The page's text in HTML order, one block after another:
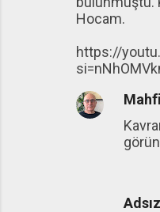
Hocam.
https://
Adsız